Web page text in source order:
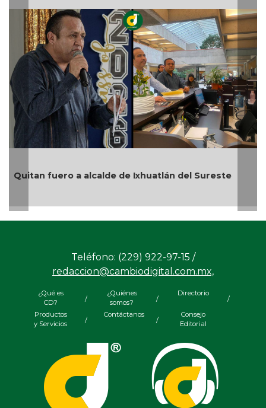
En Rincón de la Marquesa hubo retiro de árboles
por representar riesgos; no es tala ilegal
Teléfono: (229) 922-97-15 /
redaccion@cambiodigital.com.mx,
¿Qué es
CD?
/
¿Quiénes
somos?
/
Directorio
/
Productos
y Servicios
/
Contáctanos
/
Consejo
Editorial